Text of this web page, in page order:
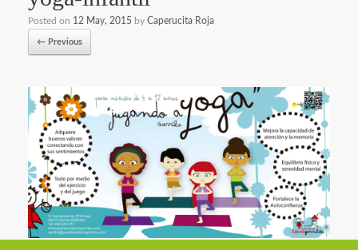
Posted on 12 May, 2015 by Caperucita Roja
← Previous